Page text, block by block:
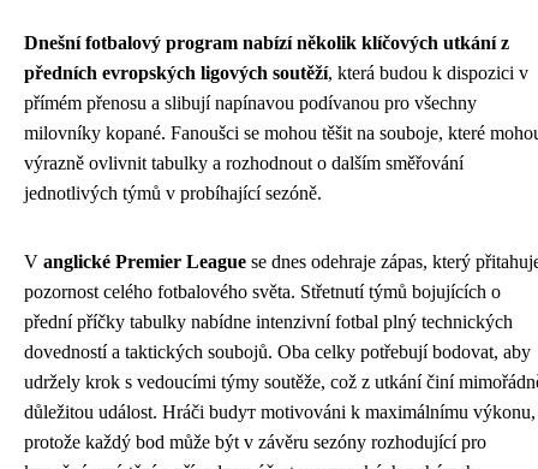
Dnešní fotbalový program nabízí několik klíčových utkání z
předních evropských ligových soutěží, která budou k dispozici v
přímém přenosu a slibují napínavou podívanou pro všechny
milovníky kopané. Fanoušci se mohou těšit na souboje, které
výrazně ovlivnit tabulky a rozhodnout o dalším směřování
jednotlivých týmů v probíhající sezóně.
V anglické Premier League se dnes odehraje zápas, který
pozornost celého fotbalového světa. Střetnutí týmů bojujících o
přední příčky tabulky nabídne intenzivní fotbal plný technických
dovedností a taktických soubojů. Oba celky potřebují bodovat, aby
udržely krok s vedoucími týmy soutěže, což z utkání činí
důležitou událost. Hráči budут motivováni k maximálnímu výkonu,
protože každý bod může být v závěru sezóny rozhodující pro